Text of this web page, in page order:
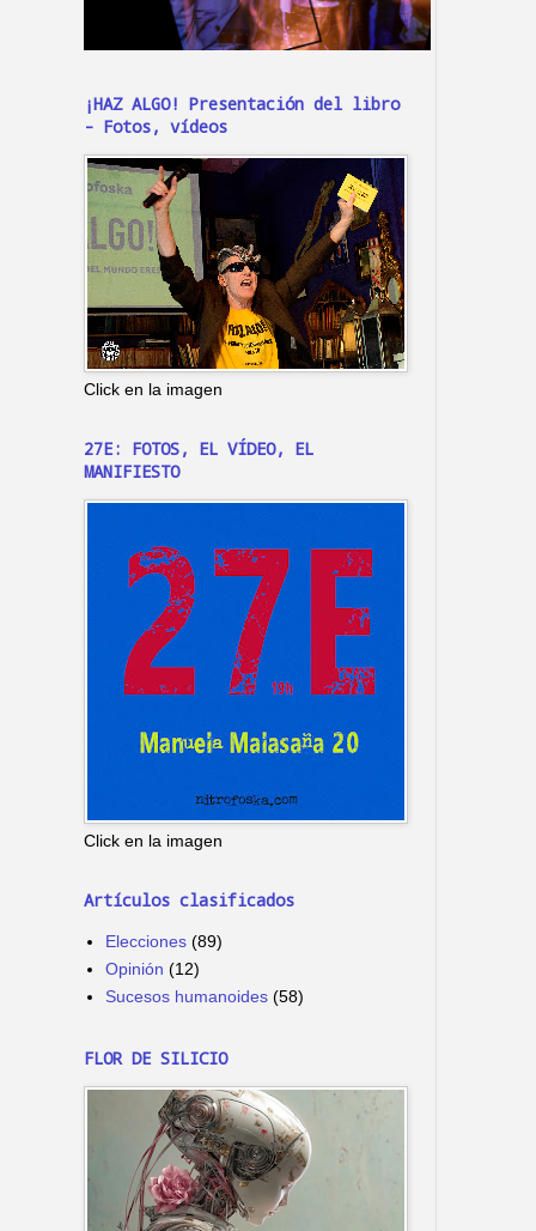
¡HAZ ALGO! Presentación del libro
- Fotos, vídeos
Click en la imagen
27E: FOTOS, EL VÍDEO, EL
MANIFIESTO
Click en la imagen
Artículos clasificados
Elecciones (89)
Opinión (12)
Sucesos humanoides (58)
FLOR DE SILICIO